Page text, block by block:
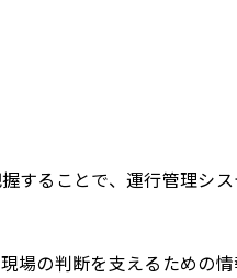
することで、運行管理シ
場の判断を支えるための